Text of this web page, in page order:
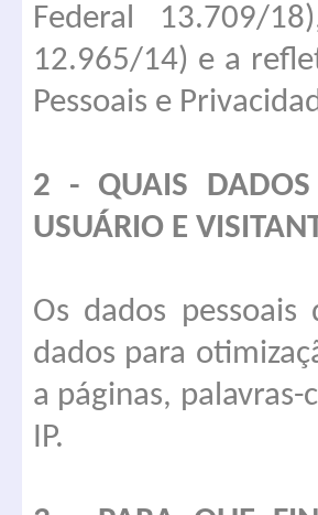
Federal 13.709/
12.965/14) e a
Pessoais e
2 - QUAIS DADOS
USUÁRIO E
Os dados
dados para
a páginas,
IP.